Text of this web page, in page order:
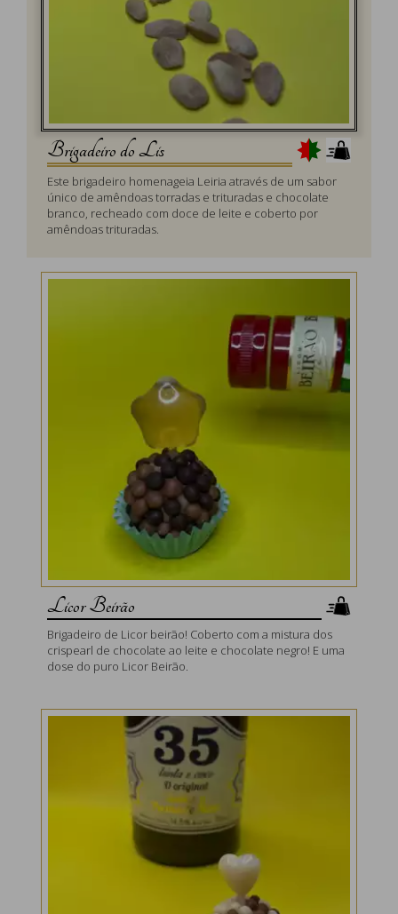
Brigadeiro do Lis
Este brigadeiro homenageia Leiria através de um sabor
único de amêndoas torradas e trituradas e chocolate
branco, recheado com doce de leite e coberto por
amêndoas trituradas.
Licor Beirão
Brigadeiro de Licor beirão! Coberto com a mistura dos
crispearl de chocolate ao leite e chocolate negro! E uma
dose do puro Licor Beirão.